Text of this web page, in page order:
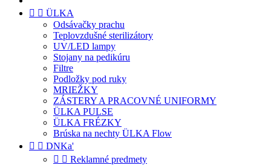
  ÜLKA
Odsávačky prachu
Teplovzdušné sterilizátory
UV/LED lampy
Stojany na pedikúru
Filtre
Podložky pod ruky
MRIEŽKY
ZÁSTERY A PRACOVNÉ UNIFORMY
ÜLKA PULSE
ÜLKA FRÉZKY
Brúska na nechty ÜLKA Flow
  DNKa'
  Reklamné predmety